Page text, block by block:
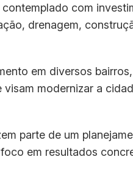
com
drenagem,
em diversos
modernizar a
parte de um
em resultados